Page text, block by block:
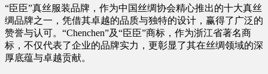
“臣臣”真丝服装品牌，作为中国丝绸协会精心推出的十大真丝
绸品牌之一，凭借其卓越的品质与独特的设计，赢得了广泛的
赞誉与认可。“Chenchen”及“臣臣”商标，作为浙江省著名商
标，不仅代表了企业的品牌实力，更彰显了其在丝绸领域的深
厚底蕴与卓越贡献。